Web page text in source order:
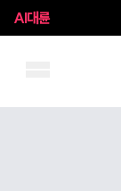
AI대륜